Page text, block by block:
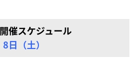
催スケジュール
8日（土）